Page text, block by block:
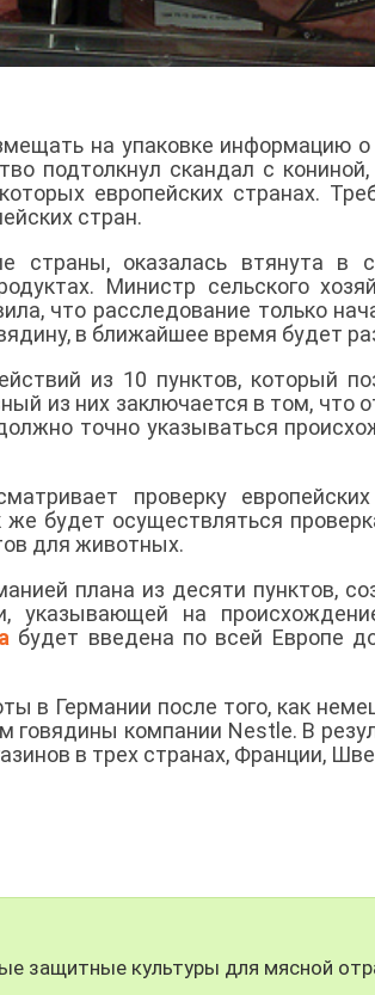
на упаковке информацию
подтолкнул скандал с
европейских странах.
стран.
страны, оказалась втянута в
Министр сельского
что расследование только
в ближайшее время будет
из 10 пунктов, который
из них заключается в том, что
точно указываться
проверку
будет осуществляться
для животных.
плана из десяти пунктов,
указывающей на
будет введена по всей Европе
в Германии после того, как
говядины компании Nestle. В
в трех странах, Франции,
защитные культуры для мясной